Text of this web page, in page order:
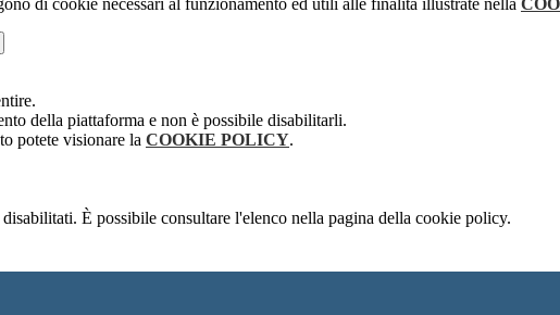
di cookie necessari al funzionamento ed utili alle finalità illustrate nella
della piattaforma e non è possibile disabilitarli.
potete visionare la COOKIE POLICY.
È possibile consultare l'elenco nella pagina della cookie policy.